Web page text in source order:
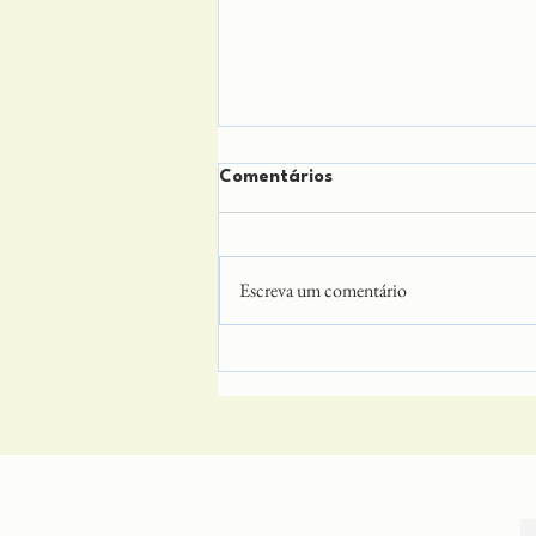
Inferior
Comentários
Escreva um comentário